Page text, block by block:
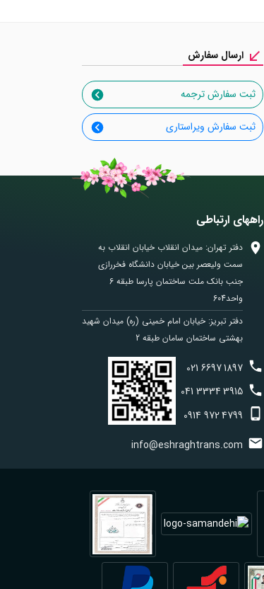
ارسال سفارش
ثبت سفارش ترجمه
ثبت سفارش ویراستاری
راههای ارتباطی
دفتر تهران: میدان انقلاب خیابان انقلاب به
سمت ولیعصر بین خیابان دانشگاه فخررازی
جنب بانک ملت ساختمان پارسا طبقه 6
واحد604
دفتر تبریز: خیابان امام خمینی (ره) میدان شهید
بهشتی ساختمان سامان طبقه 2
021 66971897
041 33343915
0914 9724799
info@eshraghtrans.com